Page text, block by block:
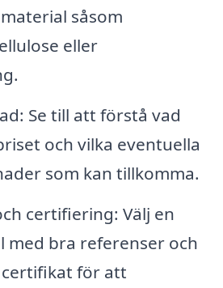
såsom
eller
Se till att förstå vad
och vilka eventuella
som kan tillkomma.
certifiering: Välj en
med bra referenser och
för att